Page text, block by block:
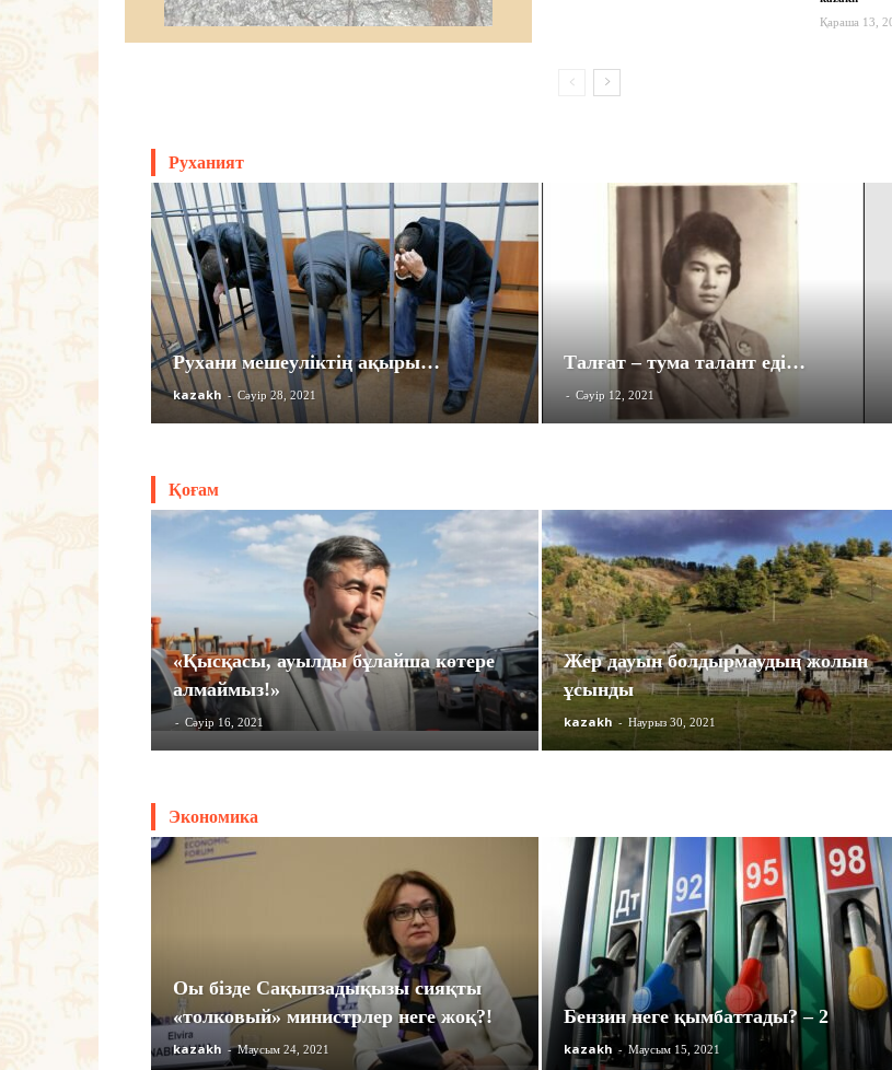
Қараша 13,
Руханият
Рухани мешеуліктің ақыры…
kazakh - Сәуір 28, 2021
Талғат – тума талант еді…
- Сәуір 12, 2021
Қоғам
«Қысқасы, ауылды бұлайша көтере
алмаймыз!»
- Сәуір 16, 2021
Жер дауын болдырмаудың жолын
ұсынды
kazakh - Наурыз 30, 2021
Экономика
Оы бізде Сақыпзадықызы сияқты
«толковый» министрлер неге жоқ?!
kazakh - Маусым 24, 2021
Бензин неге қымбаттады? – 2
kazakh - Маусым 15, 2021